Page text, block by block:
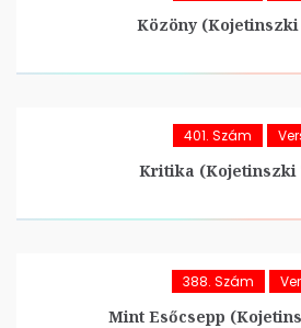
Közöny
401. Szám
Kritika (Kojetinszki
388. Szám
Mint Esőcsepp